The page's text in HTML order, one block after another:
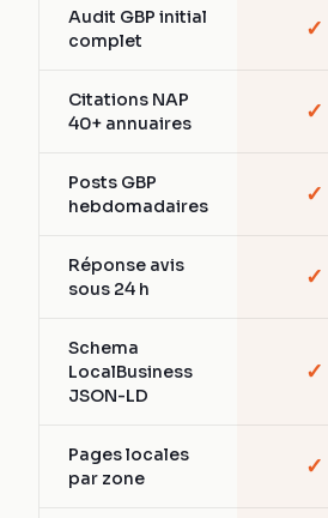
Audit GBP initial
complet
✓
Citations NAP
40+ annuaires
✓
Posts GBP
hebdomadaires
✓
Réponse avis
sous 24 h
✓
Schema
LocalBusiness
JSON-LD
✓
Pages locales
par zone
✓